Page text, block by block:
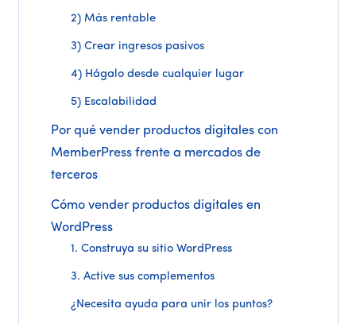
2) Más rentable
3) Crear ingresos pasivos
4) Hágalo desde cualquier lugar
5) Escalabilidad
Por qué vender productos digitales con
MemberPress frente a mercados de
terceros
Cómo vender productos digitales en
WordPress
1. Construya su sitio WordPress
3. Active sus complementos
¿Necesita ayuda para unir los puntos?